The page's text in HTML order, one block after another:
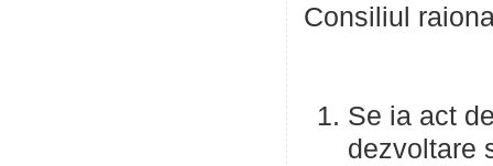
Consiliul
Se ia act
dezvoltare